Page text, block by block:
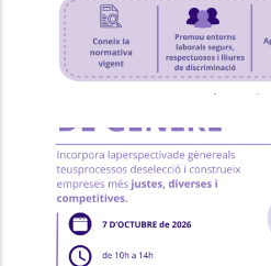
P.
Formació "RRHH
Perspectiva